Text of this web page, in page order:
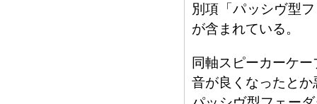
別項「パッシヴ型
が含まれている。
同軸スピーカーケ
音が良くなったと